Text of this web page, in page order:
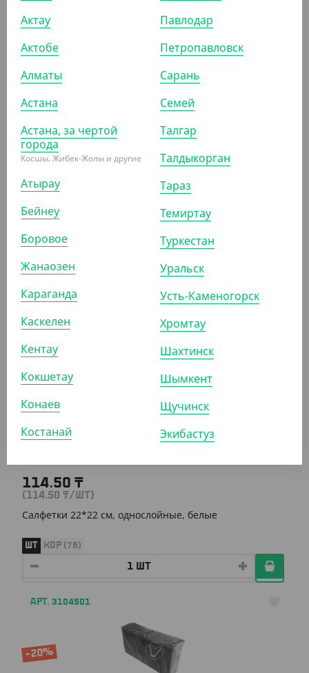
УП (100)
ПОХОЖИЕ ТОВАРЫ
АРТ. 31041
(1 758.20₸
114.50 ₸
(114.50 ₸/ШТ)
Салфетки 22*22 см, однослойные, белые
ШТ КОР (78)
АРТ. 3104501
-20%
Актау
Актобе
Алматы
Астана
Астана, за чертой
города
Косшы, Жибек-Жолы и другие
Атырау
Бейнеу
Боровое
Жанаозен
Караганда
Каскелен
Кентау
Кокшетау
Конаев
Костанай
Павлодар
Петропавловск
Сарань
Семей
Талгар
Талдыкорган
Тараз
Темиртау
Туркестан
Уральск
Усть-Каменогорск
Хромтау
Шахтинск
Шымкент
Щучинск
Экибастуз